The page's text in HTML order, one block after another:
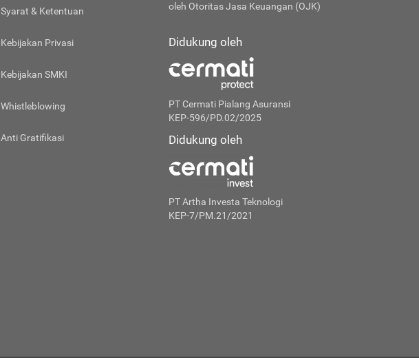
Syarat & Ketentuan
Kebijakan Privasi
Kebijakan SMKI
Whistleblowing
Anti Gratifikasi
oleh Otoritas Jasa Keuangan (OJK)
Didukung oleh
PT Cermati Pialang Asuransi
KEP-596/PD.02/2025
Didukung oleh
PT Artha Investa Teknologi
KEP-7/PM.21/2021